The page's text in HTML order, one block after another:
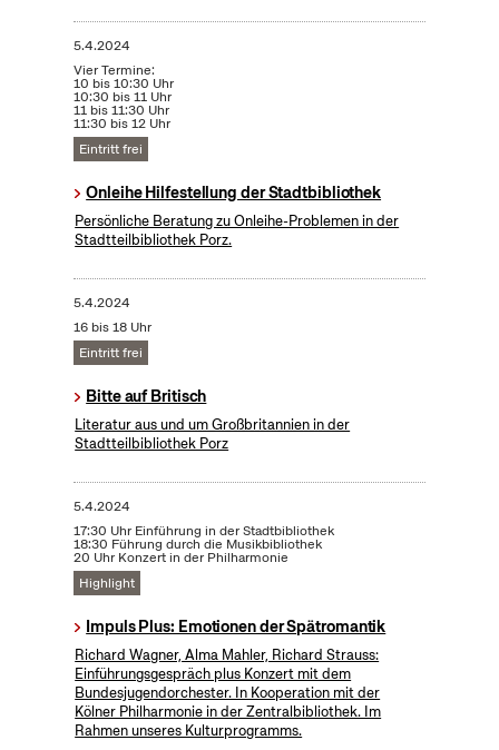
5.4.2024
Vier Termine:
10 bis 10:30 Uhr
10:30 bis 11 Uhr
11 bis 11:30 Uhr
11:30 bis 12 Uhr
Eintritt frei
Onleihe Hilfestellung der Stadtbibliothek
Persönliche Beratung zu Onleihe-Problemen in der
Stadtteilbibliothek Porz.
5.4.2024
16 bis 18 Uhr
Eintritt frei
Bitte auf Britisch
Literatur aus und um Großbritannien in der
Stadtteilbibliothek Porz
5.4.2024
17:30 Uhr Einführung in der Stadtbibliothek
18:30 Führung durch die Musikbibliothek
20 Uhr Konzert in der Philharmonie
Highlight
Impuls Plus: Emotionen der Spätromantik
Richard Wagner, Alma Mahler, Richard Strauss:
Einführungsgespräch plus Konzert mit dem
Bundesjugendorchester. In Kooperation mit der
Kölner Philharmonie in der Zentralbibliothek. Im
Rahmen unseres Kulturprogramms.